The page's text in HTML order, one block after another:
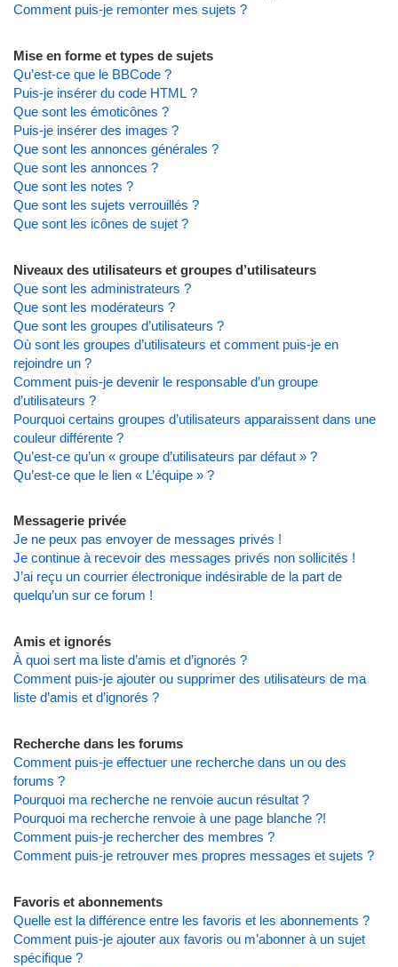
Comment puis-je remonter mes sujets ?
Mise en forme et types de sujets
Qu’est-ce que le BBCode ?
Puis-je insérer du code HTML ?
Que sont les émoticônes ?
Puis-je insérer des images ?
Que sont les annonces générales ?
Que sont les annonces ?
Que sont les notes ?
Que sont les sujets verrouillés ?
Que sont les icônes de sujet ?
Niveaux des utilisateurs et groupes d’utilisateurs
Que sont les administrateurs ?
Que sont les modérateurs ?
Que sont les groupes d’utilisateurs ?
Où sont les groupes d’utilisateurs et comment puis-je en
rejoindre un ?
Comment puis-je devenir le responsable d’un groupe
d’utilisateurs ?
Pourquoi certains groupes d’utilisateurs apparaissent dans une
couleur différente ?
Qu’est-ce qu’un « groupe d’utilisateurs par défaut » ?
Qu’est-ce que le lien « L’équipe » ?
Messagerie privée
Je ne peux pas envoyer de messages privés !
Je continue à recevoir des messages privés non sollicités !
J’ai reçu un courrier électronique indésirable de la part de
quelqu’un sur ce forum !
Amis et ignorés
À quoi sert ma liste d’amis et d’ignorés ?
Comment puis-je ajouter ou supprimer des utilisateurs de ma
liste d’amis et d’ignorés ?
Recherche dans les forums
Comment puis-je effectuer une recherche dans un ou des
forums ?
Pourquoi ma recherche ne renvoie aucun résultat ?
Pourquoi ma recherche renvoie à une page blanche ?!
Comment puis-je rechercher des membres ?
Comment puis-je retrouver mes propres messages et sujets ?
Favoris et abonnements
Quelle est la différence entre les favoris et les abonnements ?
Comment puis-je ajouter aux favoris ou m’abonner à un sujet
spécifique ?